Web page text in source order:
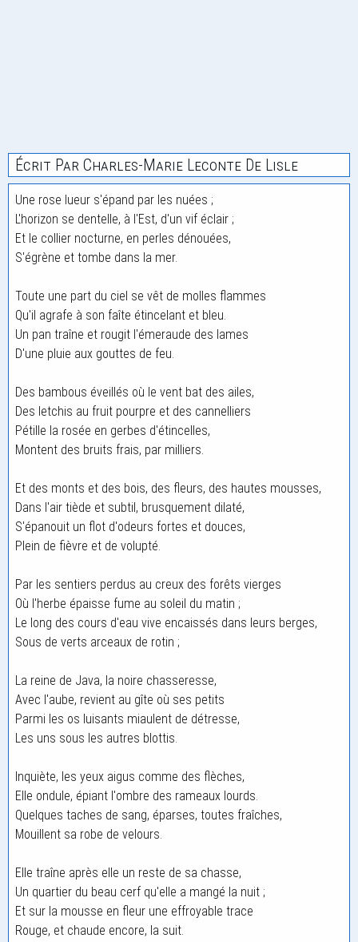
Écrit Par Charles-Marie Leconte De Lisle
Une rose lueur s'épand par les nuées ;
L'horizon se dentelle, à l'Est, d'un vif éclair ;
Et le collier nocturne, en perles dénouées,
S'égrène et tombe dans la mer.
Toute une part du ciel se vêt de molles flammes
Qu'il agrafe à son faîte étincelant et bleu.
Un pan traîne et rougit l'émeraude des lames
D'une pluie aux gouttes de feu.
Des bambous éveillés où le vent bat des ailes,
Des letchis au fruit pourpre et des cannelliers
Pétille la rosée en gerbes d'étincelles,
Montent des bruits frais, par milliers.
Et des monts et des bois, des fleurs, des hautes mousses,
Dans l'air tiède et subtil, brusquement dilaté,
S'épanouit un flot d'odeurs fortes et douces,
Plein de fièvre et de volupté.
Par les sentiers perdus au creux des forêts vierges
Où l'herbe épaisse fume au soleil du matin ;
Le long des cours d'eau vive encaissés dans leurs berges,
Sous de verts arceaux de rotin ;
La reine de Java, la noire chasseresse,
Avec l'aube, revient au gîte où ses petits
Parmi les os luisants miaulent de détresse,
Les uns sous les autres blottis.
Inquiète, les yeux aigus comme des flèches,
Elle ondule, épiant l'ombre des rameaux lourds.
Quelques taches de sang, éparses, toutes fraîches,
Mouillent sa robe de velours.
Elle traîne après elle un reste de sa chasse,
Un quartier du beau cerf qu'elle a mangé la nuit ;
Et sur la mousse en fleur une effroyable trace
Rouge, et chaude encore, la suit.